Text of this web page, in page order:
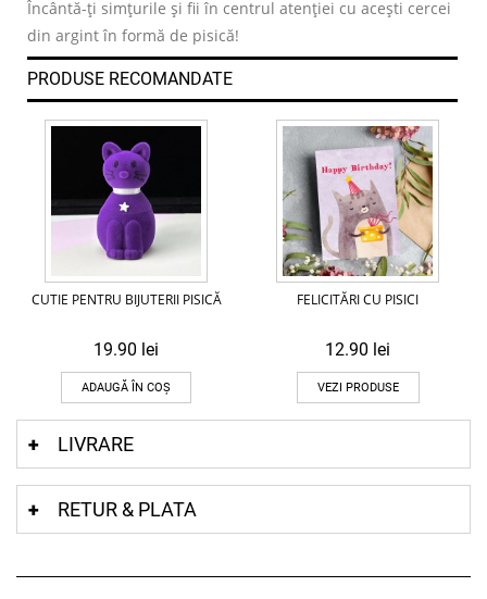
Încântă-ți simțurile și fii în centrul atenției cu acești cercei
din argint în formă de pisică!
PRODUSE RECOMANDATE
CUTIE PENTRU BIJUTERII PISICĂ
19.90 lei
ADAUGĂ ÎN COȘ
FELICITĂRI CU PISICI
12.90 lei
VEZI PRODUSE
LIVRARE
RETUR & PLATA